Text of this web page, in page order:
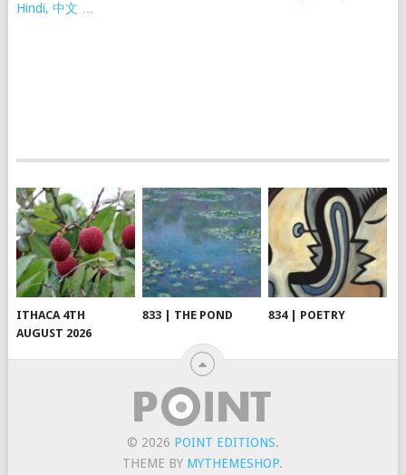
Hindi, 中文 …
ITHACA 4TH
AUGUST 2026
833 | THE POND 834 | POETRY
© 2026 POINT EDITIONS.
THEME BY MYTHEMESHOP.